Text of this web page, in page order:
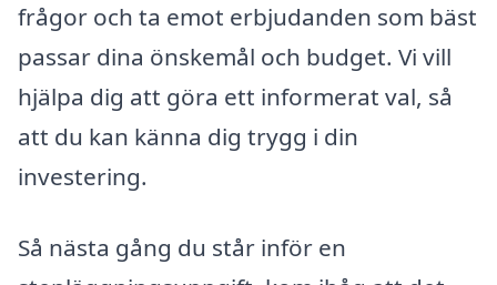
frågor och ta emot erbjudanden som bäst
passar dina önskemål och budget. Vi vill
hjälpa dig att göra ett informerat val, så
att du kan känna dig trygg i din
investering.
Så nästa gång du står inför en